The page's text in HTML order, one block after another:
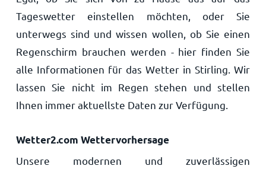
Tageswetter einstellen möchten, oder Sie
unterwegs sind und wissen wollen, ob Sie einen
Regenschirm brauchen werden - hier finden Sie
alle Informationen für das Wetter in Stirling. Wir
lassen Sie nicht im Regen stehen und stellen
Ihnen immer aktuellste Daten zur Verfügung.
Wetter2.com Wettervorhersage
Unsere modernen und zuverlässigen